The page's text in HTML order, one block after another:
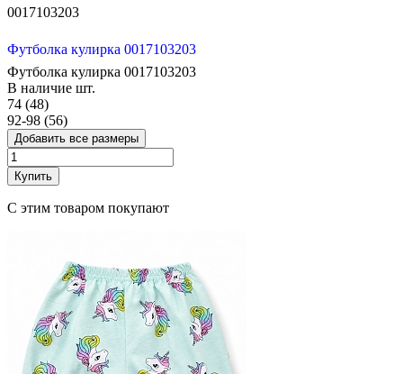
0017103203
Футболка кулирка 0017103203
Футболка кулирка 0017103203
В наличие шт.
74 (48)
92-98 (56)
Добавить все размеры
Купить
С этим товаром покупают